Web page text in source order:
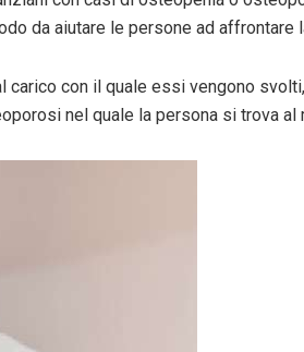
da aiutare le persone ad affrontare
con il quale essi vengono
nel quale la persona si trova al